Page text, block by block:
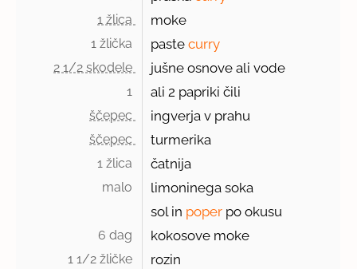
1 žlica moke
1 žlička pastecurry
2 1/2 skodele jušne osnove ali vode
1 ali 2 papriki čili
ščepec ingverja v prahu
ščepec turmerika
1 žlica čatnija
malo
limoninega soka
sol in poper po okusu
6 dag kokosove moke
1 1/2 žličke rozin